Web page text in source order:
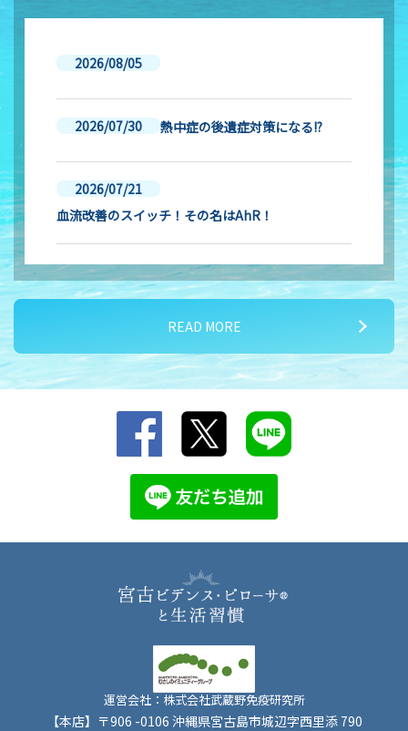
2026/08/05
2026/07/30 熱中症の後遺症対策になる!?
2026/07/21
血流改善のスイッチ！その名はAhR！
2026/07/16
夏バテ対策② 血液サラサラ作用のメカニズム
2026/07/15
夏バテ対策① 気温差に負けるな！
READ MORE
運営会社：株式会社武蔵野免疫研究所
【本店】〒906 -0106 沖縄県宮古島市城辺字西里添 790